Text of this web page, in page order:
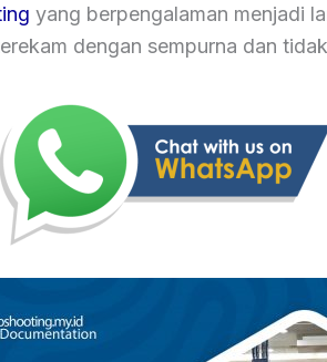
yang berpengalaman menjadi
dengan sempurna dan